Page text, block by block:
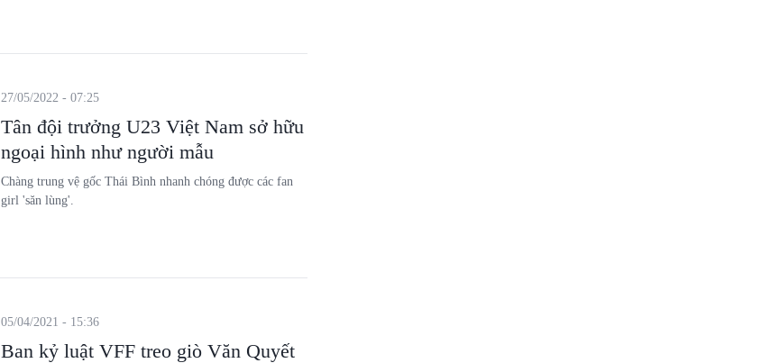
Tân đội trưởng U23 Việt Nam sở hữu
ngoại hình như người mẫu
27/05/2022 - 07:25
Chàng trung vệ gốc Thái Bình nhanh chóng được các fan
girl 'săn lùng'.
Ban kỷ luật VFF treo giò Văn Quyết
05/04/2021 - 15:36